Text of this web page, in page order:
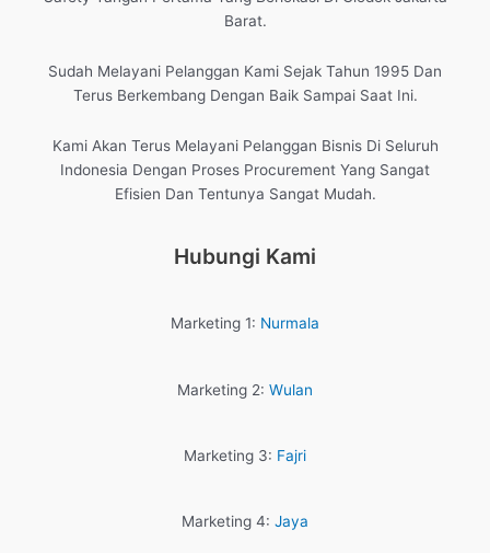
Barat.
Sudah Melayani Pelanggan Kami Sejak Tahun 1995 Dan
Terus Berkembang Dengan Baik Sampai Saat Ini.
Kami Akan Terus Melayani Pelanggan Bisnis Di Seluruh
Indonesia Dengan Proses Procurement Yang Sangat
Efisien Dan Tentunya Sangat Mudah.
Hubungi Kami
Marketing 1: Nurmala
Marketing 2: Wulan
Marketing 3: Fajri
Marketing 4: Jaya